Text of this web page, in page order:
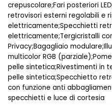
crepuscolare;Fari posteriori
retrovisori esterni regolabili e
elettricamente;Specchietti
elettricamente;Tergicristalli
Privacy;Bagagliaio
multicolor RGB
pelle sintetica;Rivestimenti in
pelle sintetica;Specchietto
con funzione anti
specchietti e luce di cortesia